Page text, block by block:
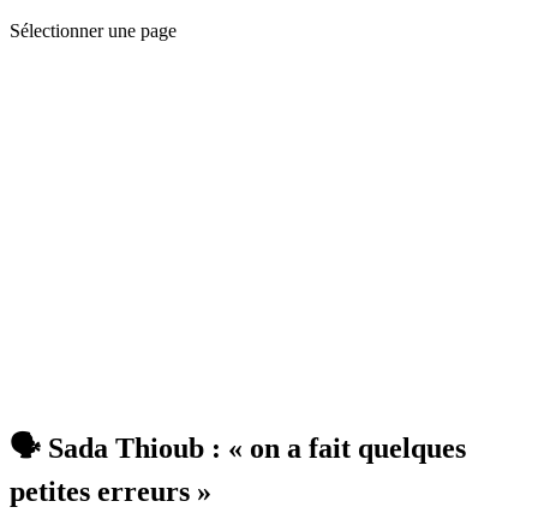
Sélectionner une page
🗣 Sada Thioub : « on a fait quelques
petites erreurs »